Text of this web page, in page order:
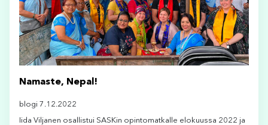
Namaste, Nepal!
blogi 7.12.2022
Iida Viljanen osallistui SASKin opintomatkalle elokuussa 2022 ja